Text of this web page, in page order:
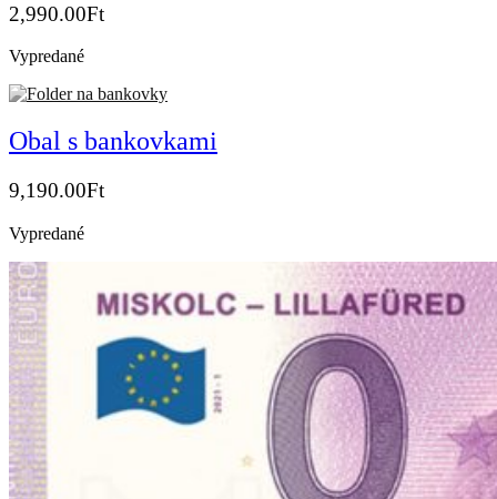
2,990.00Ft
Vypredané
Obal s bankovkami
9,190.00Ft
Vypredané